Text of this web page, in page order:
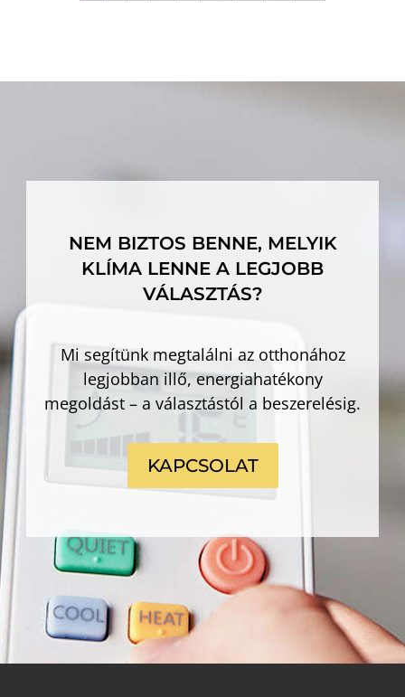
NEM BIZTOS BENNE, MELYIK
KLÍMA LENNE A LEGJOBB
VÁLASZTÁS?
Mi segítünk megtalálni az otthonához
legjobban illő, energiahatékony
megoldást – a választástól a beszerelésig.
KAPCSOLAT